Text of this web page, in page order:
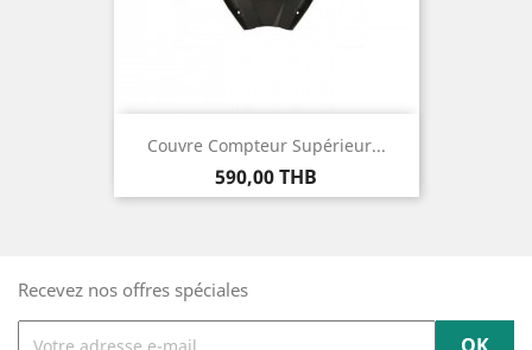
Couvre Compteur Supérieur...
Prix
590,00 THB
Recevez nos offres spéciales